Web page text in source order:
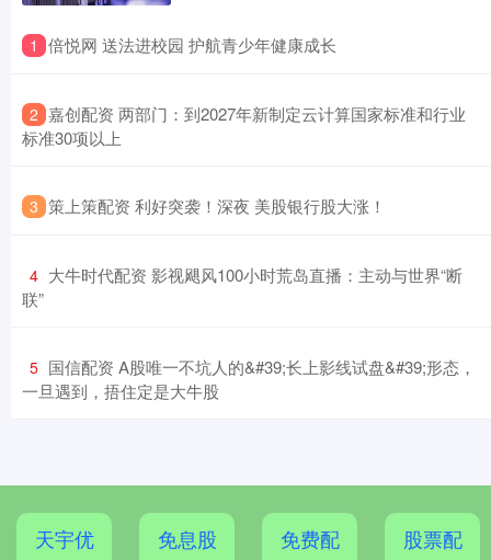
1 ​倍悦网 送法进校园 护航青少年健康成长
2 ​嘉创配资 两部门：到2027年新制定云计算国家标准和行业
标准30项以上
3 ​策上策配资 利好突袭！深夜 美股银行股大涨！
4 ​大牛时代配资 影视飓风100小时荒岛直播：主动与世界“断
联”
5 ​国信配资 A股唯一不坑人的&#39;长上影线试盘&#39;形态，
一旦遇到，捂住定是大牛股
天宇优
免息股
免费配
股票配